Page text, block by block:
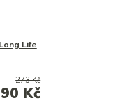
Life
273 Kč
Kč